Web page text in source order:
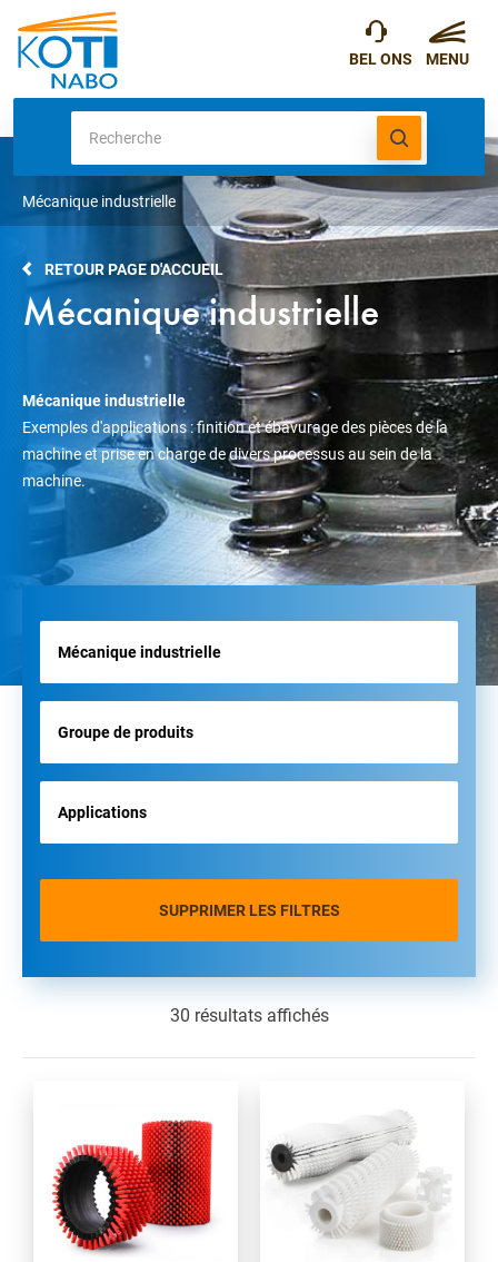
Mécanique industrielle
RETOUR PAGE D'ACCUEIL
Mécanique industrielle
Mécanique industrielle
Exemples d'applications : finition et ébavurage des pièces de la
machine et prise en charge de divers processus au sein de la
machine.
SUPPRIMER LES FILTRES
30 résultats affichés